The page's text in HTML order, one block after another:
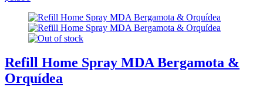
Refill Home Spray MDA Bergamota &
Orquídea